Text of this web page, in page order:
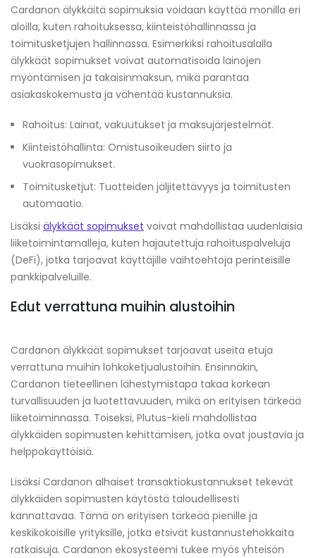
Cardanon älykkäitä sopimuksia voidaan käyttää monilla eri
aloilla, kuten rahoituksessa, kiinteistöhallinnassa ja
toimitusketjujen hallinnassa. Esimerkiksi rahoitusalalla
älykkäät sopimukset voivat automatisoida lainojen
myöntämisen ja takaisinmaksun, mikä parantaa
asiakaskokemusta ja vähentää kustannuksia.
Rahoitus: Lainat, vakuutukset ja maksujärjestelmät.
Kiinteistöhallinta: Omistusoikeuden siirto ja
vuokrasopimukset.
Toimitusketjut: Tuotteiden jäljitettävyys ja toimitusten
automaatio.
Lisäksi älykkäät sopimukset voivat mahdollistaa uudenlaisia
liiketoimintamalleja, kuten hajautettuja rahoituspalveluja
(DeFi), jotka tarjoavat käyttäjille vaihtoehtoja perinteisille
pankkipalveluille.
Edut verrattuna muihin alustoihin
Cardanon älykkäät sopimukset tarjoavat useita etuja
verrattuna muihin lohkoketjualustoihin. Ensinnäkin,
Cardanon tieteellinen lähestymistapa takaa korkean
turvallisuuden ja luotettavuuden, mikä on erityisen tärkeää
liiketoiminnassa. Toiseksi, Plutus-kieli mahdollistaa
älykkäiden sopimusten kehittämisen, jotka ovat joustavia ja
helppokäyttöisiä.
Lisäksi Cardanon alhaiset transaktiokustannukset tekevät
älykkäiden sopimusten käytöstä taloudellisesti
kannattavaa. Tämä on erityisen tärkeää pienille ja
keskikokoisille yrityksille, jotka etsivät kustannustehokkaita
ratkaisuja. Cardanon ekosysteemi tukee myös yhteisön